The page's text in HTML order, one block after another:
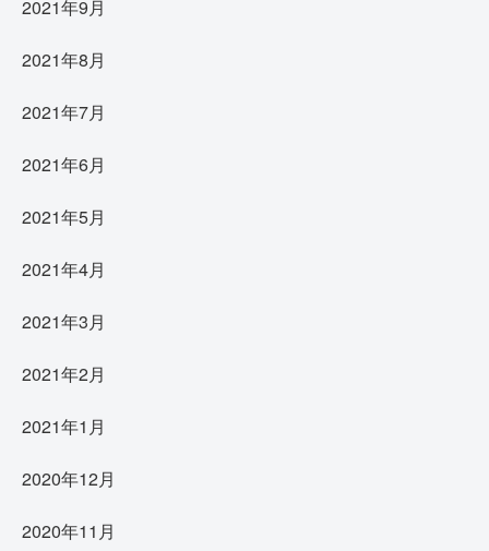
2021年9月
2021年8月
2021年7月
2021年6月
2021年5月
2021年4月
2021年3月
2021年2月
2021年1月
2020年12月
2020年11月